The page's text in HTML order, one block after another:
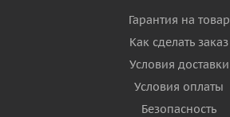
Гарантия на товар
Как сделать заказ
Условия доставки
Условия оплаты
Безопасность